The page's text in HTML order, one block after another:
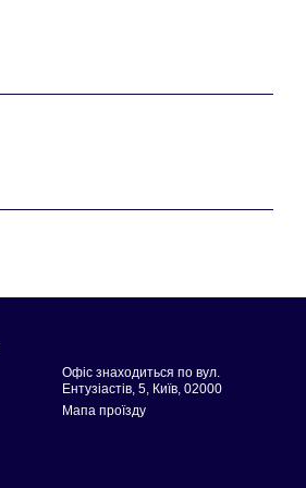
Офіс знаходиться по вул.
Ентузіастів, 5, Київ, 02000
Мапа проїзду